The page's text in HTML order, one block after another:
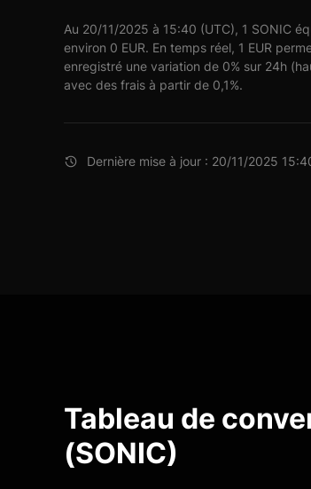
Au 20/11/2025 à 15:40 (UTC), 1 SONIC
environ 0 EUR. En temps réel, 1 EUR
enregistré une variation de 0% sur 24h
avec des frais à partir de 0,1%.
Dernière mise à jour : 20/11/2025
Tableau de
(SONIC)